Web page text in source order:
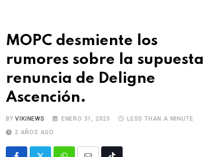
MOPC desmiente los
rumores sobre la supuesta
renuncia de Deligne
Ascención.
BYVIKINEWS ENERO 31, 2025
LESS THAN A MINUTE
2 AÑOS AGO